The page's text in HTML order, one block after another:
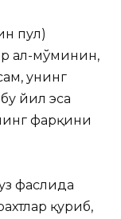
пул)
ал-мўминин,
унинг
йил эса
фарқини
фаслида
қуриб,